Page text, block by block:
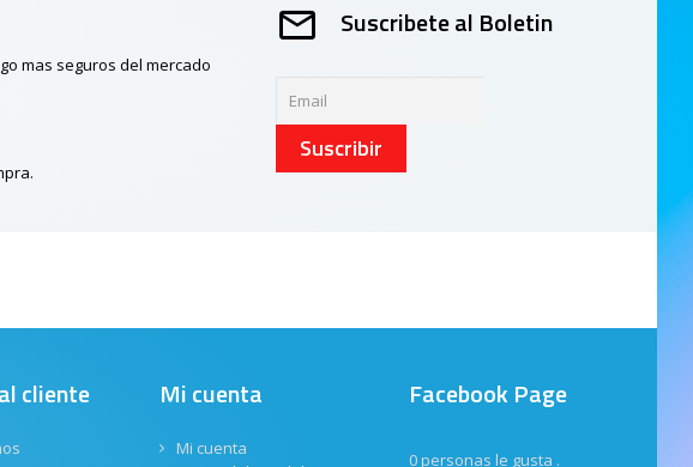
mas seguros del mercado
Suscribete al Boletin
Suscribir
cliente Mi cuenta
Mi cuenta
Facebook Page
0 personas le gusta .